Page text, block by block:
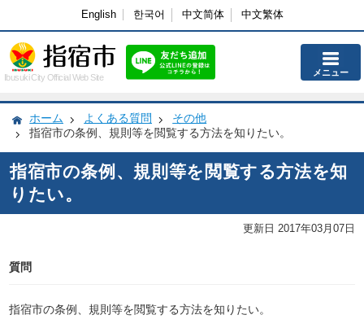
English 한국어 中文简体 中文繁体
Ibusuki City Official Web Site メニュー
ホーム よくある質問
その他
指宿市の条例、規則等を閲覧する方法を知りたい。
指宿市の条例、規則等を閲覧する方法を知
りたい。
更新日 2017年03月07日
質問
指宿市の条例、規則等を閲覧する方法を知りたい。